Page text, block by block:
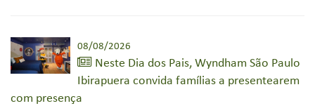
08/08/2026
Neste Dia dos Pais, Wyndham São Paulo
Ibirapuera convida famílias a presentearem
com presença